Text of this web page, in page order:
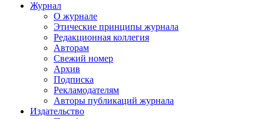
Журнал
О журнале
Этические принципы журнала
Редакционная коллегия
Авторам
Свежий номер
Архив
Подписка
Рекламодателям
Авторы публикаций журнала
Издательство